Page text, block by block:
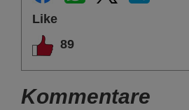
Like
89
Kommentare